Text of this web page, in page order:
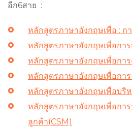
อีก6สาย :
หลักสูตรภาษาอังกฤษเพื่อ : ก
หลักสูตรภาษาอังกฤษเพื่อกา
หลักสูตรภาษาอังกฤษเพื่อกา
หลักสูตรภาษาอังกฤษเพื่อกา
หลักสูตรภาษาอังกฤษเพื่อบริ
หลักสูตรภาษาอังกฤษเพื่อกา
ลูกค้า(CSM)